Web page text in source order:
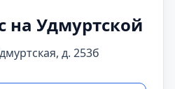
на Удмуртской
д. 253б